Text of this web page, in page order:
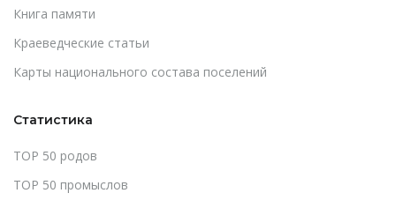
Книга памяти
Краеведческие статьи
Карты национального состава поселений
Статистика
TOP 50 родов
TOP 50 промыслов